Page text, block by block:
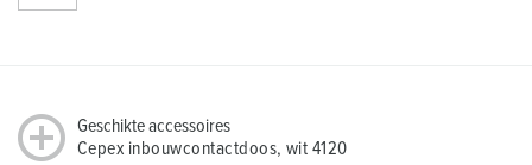
Geschikte accessoires
Cepex inbouwcontactdoos, wit 4120